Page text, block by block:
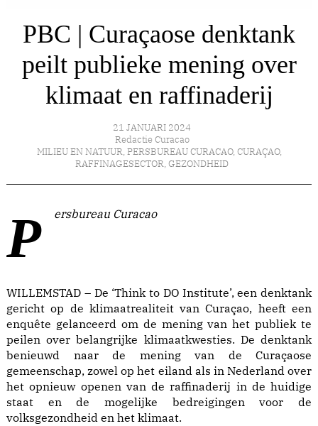
PBC | Curaçaose denktank
peilt publieke mening over
klimaat en raffinaderij
21 JANUARI 2024
Redactie Curacao
MILIEU EN NATUUR, PERSBUREAU CURACAO, CURAÇAO,
RAFFINAGESECTOR, GEZONDHEID
Persbureau Curacao
WILLEMSTAD – De ‘Think to DO Institute’, een denktank
gericht op de klimaatrealiteit van Curaçao, heeft een
enquête gelanceerd om de mening van het publiek te
peilen over belangrijke klimaatkwesties. De denktank
benieuwd naar de mening van de Curaçaose
gemeenschap, zowel op het eiland als in Nederland over
het opnieuw openen van de raffinaderij in de huidige
staat en de mogelijke bedreigingen voor de
volksgezondheid en het klimaat.